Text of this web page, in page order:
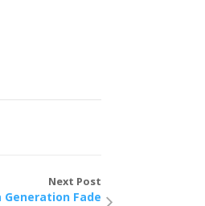
Next Post
Fade